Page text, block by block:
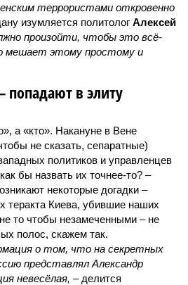
террористами откровенно
изумляется политолог Алексей
произойти, чтобы это всё-
мешает этому простому и
в элиту
а «кто». Накануне в Вене
не сказать, сепаратные)
политиков и управленцев
бы назвать их точнее-то? –
некоторые догадки –
теракта Киева, убившие наших
то чтобы незамеченными – не
полос, скажем так.
о том, что на секретных
представлял Александр
невесёлая, – делится